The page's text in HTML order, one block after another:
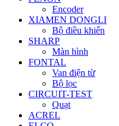
Encoder
XIAMEN DONGLI
Bộ điều khiển
SHARP
Màn hình
FONTAL
Van điện từ
Bộ lọc
CIRCUIT-TEST
Quạt
ACREL